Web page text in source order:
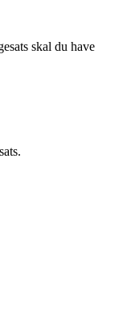
skal du have